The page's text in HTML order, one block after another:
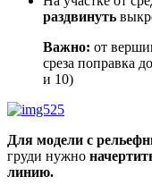
раздвинуть
Важно: от
среза поправка
и 10)
Для модели с
груди нужно
линию.